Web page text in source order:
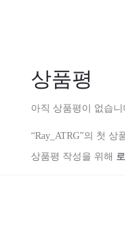
상품평
아직 상품평이 없습니
“Ray_ATRG”의 첫 상
상품평 작성을 위해